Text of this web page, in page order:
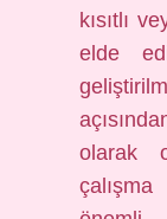
kısıtlı
elde
olarak